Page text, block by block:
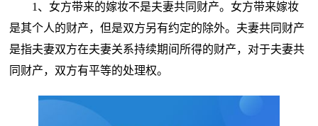
1、女方带来的嫁妆不是夫妻共同财产。女方带来嫁妆
是其个人的财产，但是双方另有约定的除外。夫妻共同财产
是指夫妻双方在夫妻关系持续期间所得的财产，对于夫妻共
同财产，双方有平等的处理权。